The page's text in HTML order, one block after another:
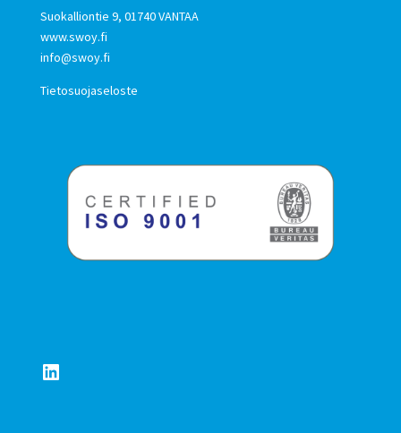
Suokalliontie 9, 01740 VANTAA
www.swoy.fi
info@swoy.fi
Tietosuojaseloste
LinkedIn